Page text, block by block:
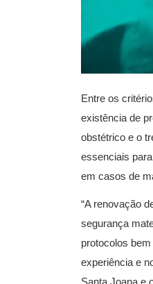
Entre os
existência de
obstétrico e o
essenciais
em casos de
“A renovação
segurança
protocolos
experiência e
Santa Joana e